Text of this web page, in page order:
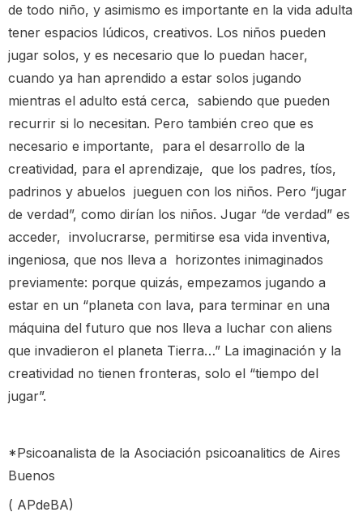
de todo niño, y asimismo es importante en la vida adulta
tener espacios lúdicos, creativos. Los niños pueden
jugar solos, y es necesario que lo puedan hacer,
cuando ya han aprendido a estar solos jugando
mientras el adulto está cerca, sabiendo que pueden
recurrir si lo necesitan. Pero también creo que es
necesario e importante, para el desarrollo de la
creatividad, para el aprendizaje, que los padres, tíos,
padrinos y abuelos jueguen con los niños. Pero “jugar
de verdad”, como dirían los niños. Jugar “de verdad” es
acceder, involucrarse, permitirse esa vida inventiva,
ingeniosa, que nos lleva a horizontes inimaginados
previamente: porque quizás, empezamos jugando a
estar en un “planeta con lava, para terminar en una
máquina del futuro que nos lleva a luchar con aliens
que invadieron el planeta Tierra…” La imaginación y la
creatividad no tienen fronteras, solo el “tiempo del
jugar”.
*Psicoanalista de la Asociación psicoanalitics de Aires
Buenos
( APdeBA)